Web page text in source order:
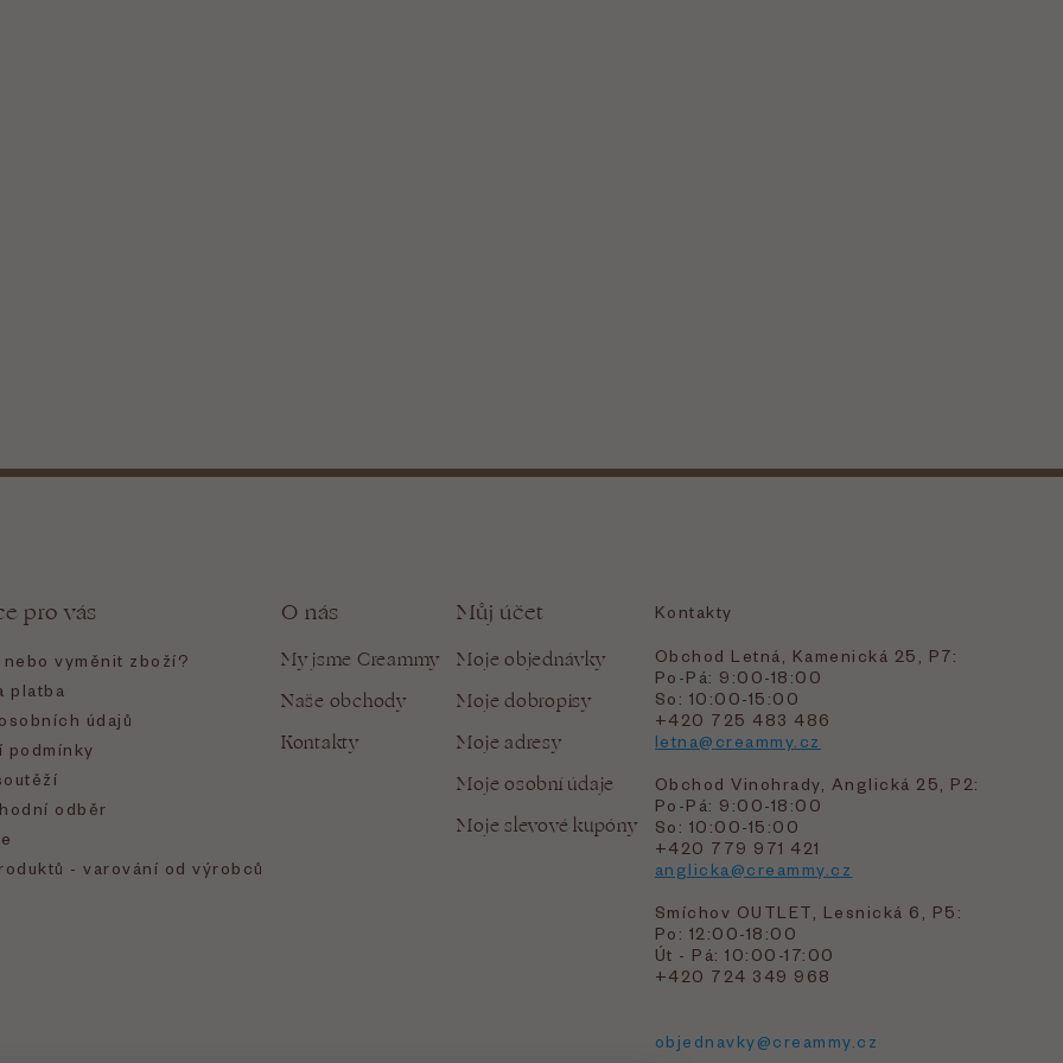
pro vás
vyměnit zboží?
platba
údajů
podmínky
odběr
- varování od výrobců
O nás
My jsme Creammy
Naše obchody
Kontakty
Můj účet
Moje objednávky
Moje dobropisy
Moje adresy
Moje osobní údaje
Moje slevové kupóny
Kontakty
Obchod Letná, Kamenická 25, P7:
Po-Pá: 9:00-18:00
So: 10:00-15:00
+420 725 483 486
letna@creammy.cz
Obchod Vinohrady, Anglická 25, P2:
Po-Pá: 9:00-18:00
So: 10:00-15:00
+420 779 971 421
anglicka@creammy.cz
Smíchov OUTLET, Lesnická 6, P5:
Po: 12:00-18:00
Út - Pá: 10:00-17:00
+420 724 349 968
objednavky@creammy.cz